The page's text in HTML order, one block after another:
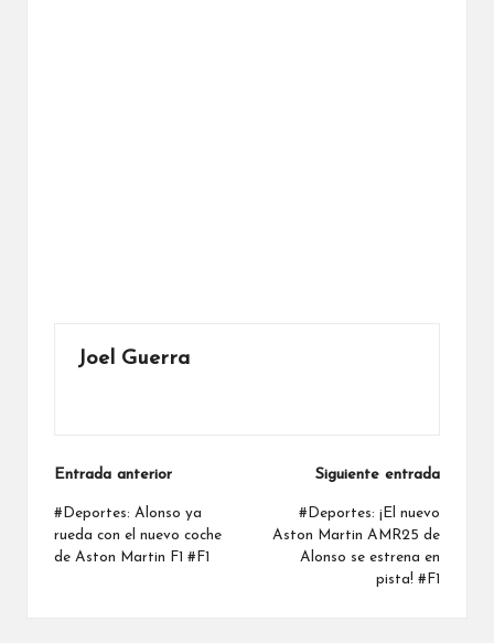
Joel Guerra
Navegación
de
entradas
Entrada anterior
#Deportes: Alonso ya
rueda con el nuevo coche
de Aston Martin F1 #F1
Siguiente entrada
#Deportes: ¡El nuevo
Aston Martin AMR25 de
Alonso se estrena en
pista! #F1